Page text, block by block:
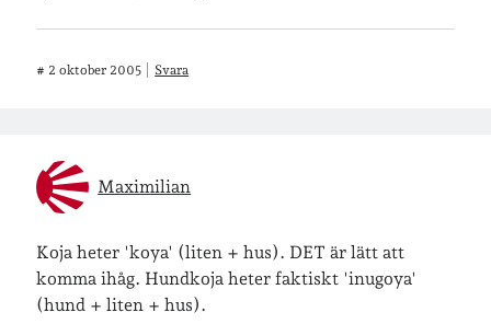
# 2 oktober 2005 Svara
Maximilian
Koja heter 'koya' (liten + hus). DET är lätt att
komma ihåg. Hundkoja heter faktiskt 'inugoya'
(hund + liten + hus).